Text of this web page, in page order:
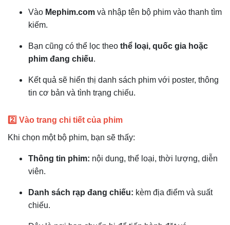
Vào Mephim.com và nhập tên bộ phim vào thanh tìm
kiếm.
Bạn cũng có thể lọc theo thể loại, quốc gia hoặc
phim đang chiếu.
Kết quả sẽ hiển thị danh sách phim với poster, thông
tin cơ bản và tình trạng chiếu.
2️⃣ Vào trang chi tiết của phim
Khi chọn một bộ phim, bạn sẽ thấy:
Thông tin phim: nội dung, thể loại, thời lượng, diễn
viên.
Danh sách rạp đang chiếu: kèm địa điểm và suất
chiếu.